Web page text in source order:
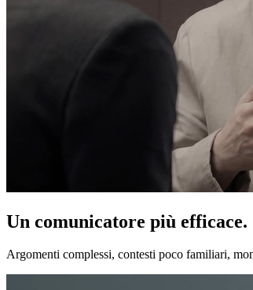
Un comunicatore più efficace.
Argomenti complessi, contesti poco familiari,